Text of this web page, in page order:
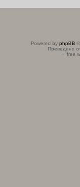
Powered by phpBB
Преведено
free